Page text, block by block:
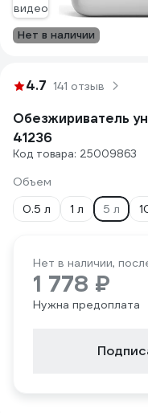
видео
Нет в наличии
4.7 141 отзыв
Обезжириватель
41236
Код товара: 25009863
Объем
0.5 л
1 л 5 л
Нет в наличии,
1 778 ₽
Нужна предоплата